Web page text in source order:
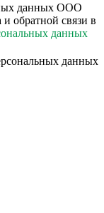
данных ООО
обратной связи в
данных
данных